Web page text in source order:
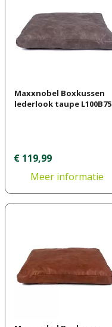
Maxxnobel Boxkussen
lederlook taupe L100B75
€ 119,99
Meer informatie